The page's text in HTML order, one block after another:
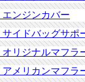
2025/10/09
【
2025/10/09
【
2025/10/09
【
X
エンジンカバー
サイドバッグサポ
オリジナルマフラ
アメリカンマフラ